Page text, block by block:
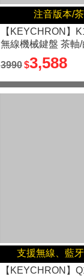
注音版本/
【KEYCHRON】
無線機械鍵盤 茶軸
3990$3,588
支援無線、藍
【KEYCHRON】